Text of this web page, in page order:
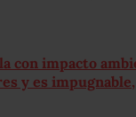
con impacto
y es